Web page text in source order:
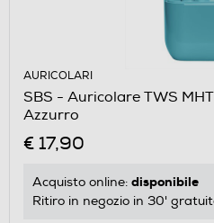
AURICOLARI
SBS - Auricolare TWS
Azzurro
€ 17,90
Acquisto online: disponibile
Ritiro in negozio in 30'